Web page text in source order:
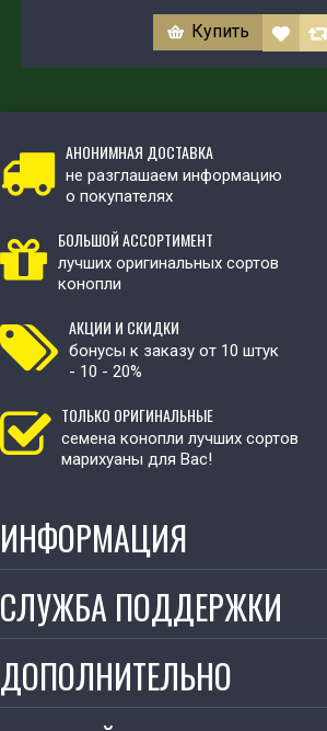
Купить
АНОНИМНАЯ ДОСТАВКА
не разглашаем информацию
о покупателях
БОЛЬШОЙ АССОРТИМЕНТ
лучших оригинальных сортов
конопли
АКЦИИ И СКИДКИ
бонусы к заказу от 10 штук
- 10 - 20%
ТОЛЬКО ОРИГИНАЛЬНЫЕ
семена конопли лучших сортов
марихуаны для Вас!
ИНФОРМАЦИЯ
СЛУЖБА ПОДДЕРЖКИ
ДОПОЛНИТЕЛЬНО